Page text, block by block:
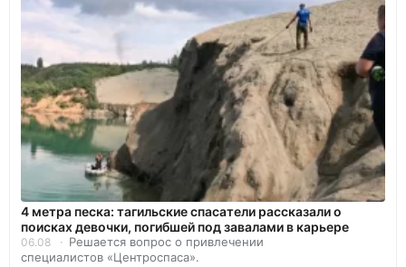
4 метра песка: тагильские спасатели рассказали о
поисках девочки, погибшей под завалами в карьере
06.08
Решается вопрос о привлечении
специалистов «Центроспаса».